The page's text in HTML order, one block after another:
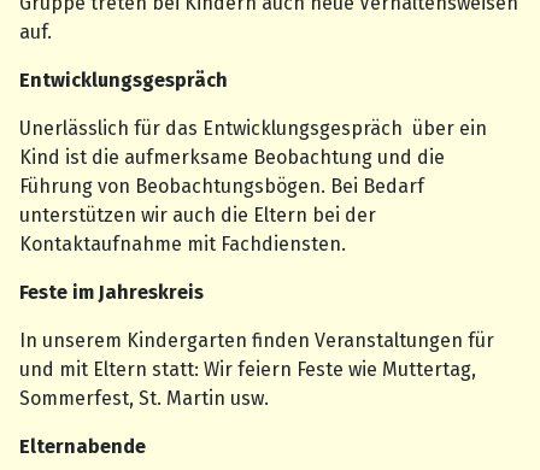
auf.
Entwicklungsgespräch
Unerlässlich für das Entwicklungsgespräch über ein
Kind ist die aufmerksame Beobachtung und die
Führung von Beobachtungsbögen. Bei Bedarf
unterstützen wir auch die Eltern bei der
Kontaktaufnahme mit Fachdiensten.
Feste im Jahreskreis
In unserem Kindergarten finden Veranstaltungen für
und mit Eltern statt: Wir feiern Feste wie Muttertag,
Sommerfest, St. Martin usw.
Elternabende